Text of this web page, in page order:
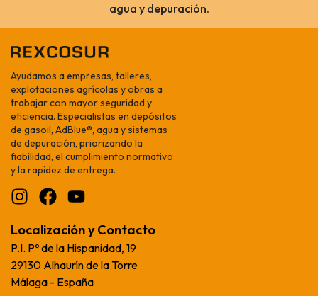
agua y depuración.
Ayudamos a empresas, talleres,
explotaciones agrícolas y obras a
trabajar con mayor seguridad y
eficiencia. Especialistas en depósitos
de gasoil, AdBlue®, agua y sistemas
de depuración, priorizando la
fiabilidad, el cumplimiento normativo
y la rapidez de entrega.
Localización y Contacto
P.I. Pº de la Hispanidad, 19
29130 Alhaurín de la Torre
Málaga - España